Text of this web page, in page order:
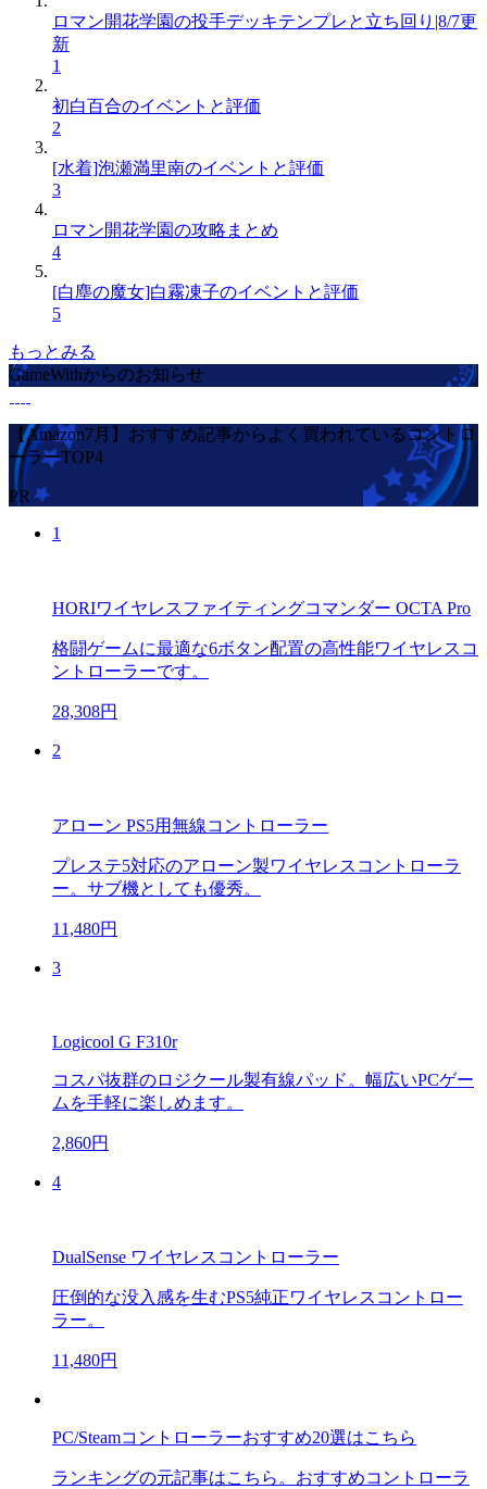
ロマン開花学園の投手デッキテンプレと立ち回り|8/7更
新
1
初白百合のイベントと評価
2
[水着]泡瀬満里南のイベントと評価
3
ロマン開花学園の攻略まとめ
4
[白塵の魔女]白霧凍子のイベントと評価
5
もっとみる
GameWithからのお知らせ
【Amazon7月】おすすめ記事からよく買われているコントロ
ーラーTOP4
PR
1
HORIワイヤレスファイティングコマンダー OCTA Pro
格闘ゲームに最適な6ボタン配置の高性能ワイヤレスコ
ントローラーです。
28,308円
2
アローン PS5用無線コントローラー
プレステ5対応のアローン製ワイヤレスコントローラ
ー。サブ機としても優秀。
11,480円
3
Logicool G F310r
コスパ抜群のロジクール製有線パッド。幅広いPCゲー
ムを手軽に楽しめます。
2,860円
4
DualSense ワイヤレスコントローラー
圧倒的な没入感を生むPS5純正ワイヤレスコントロー
ラー。
11,480円
PC/Steamコントローラーおすすめ20選はこちら
ランキングの元記事はこちら。おすすめコントローラ